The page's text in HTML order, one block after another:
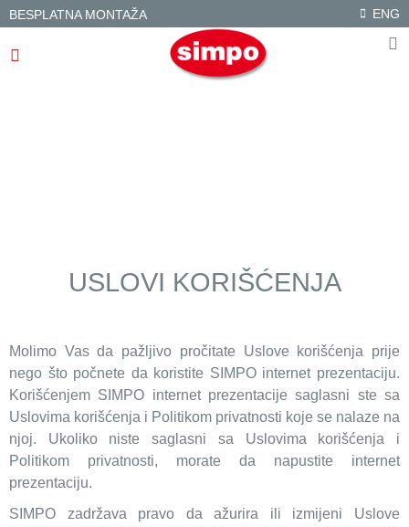
BESPLATNA MONTAŽA ENG
USLOVI KORIŠĆENJA
Molimo Vas da pažljivo pročitate Uslove korišćenja prije
nego što počnete da koristite SIMPO internet prezentaciju.
Korišćenjem SIMPO internet prezentacije saglasni ste sa
Uslovima korišćenja i Politikom privatnosti koje se nalaze na
njoj. Ukoliko niste saglasni sa Uslovima korišćenja i
Politikom privatnosti, morate da napustite internet
prezentaciju.
SIMPO zadržava pravo da ažurira ili izmijeni Uslove